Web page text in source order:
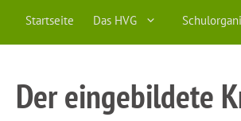
Startseite Das HVG
Der eingebildete